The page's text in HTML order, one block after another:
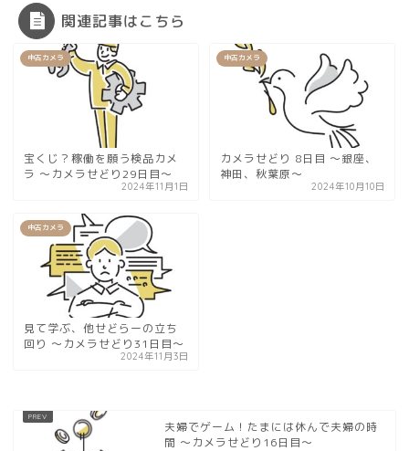
関連記事はこちら
中古カメラ
宝くじ？稼働を願う検品カメ
ラ 〜カメラせどり29日目〜
2024年11月1日
中古カメラ
カメラせどり 8日目 〜銀座、
神田、秋葉原〜
2024年10月10日
中古カメラ
見て学ぶ、他せどらーの立ち
回り 〜カメラせどり31日目〜
2024年11月3日
夫婦でゲーム！たまには休んで夫婦の時
間 〜カメラせどり16日目〜